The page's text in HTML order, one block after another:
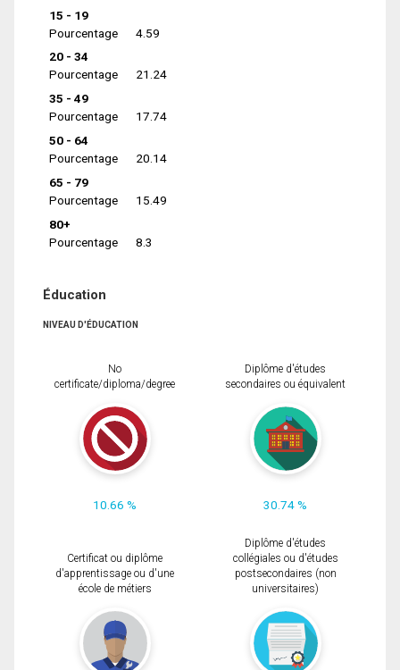
15 - 19
Pourcentage
4.59
20 - 34
Pourcentage
21.24
35 - 49
Pourcentage
17.74
50 - 64
Pourcentage
20.14
65 - 79
Pourcentage
15.49
80+
Pourcentage
8.3
Éducation
NIVEAU D'ÉDUCATION
No
certificate/diploma/degree
10.66 %
Diplôme d'études
secondaires ou équivalent
30.74 %
Certificat ou diplôme
d'apprentissage ou d'une
école de métiers
Diplôme d'études
collégiales ou d'études
postsecondaires (non
universitaires)